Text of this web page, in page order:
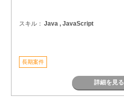
スキル： Java , JavaScript
長期案件
詳細を見る